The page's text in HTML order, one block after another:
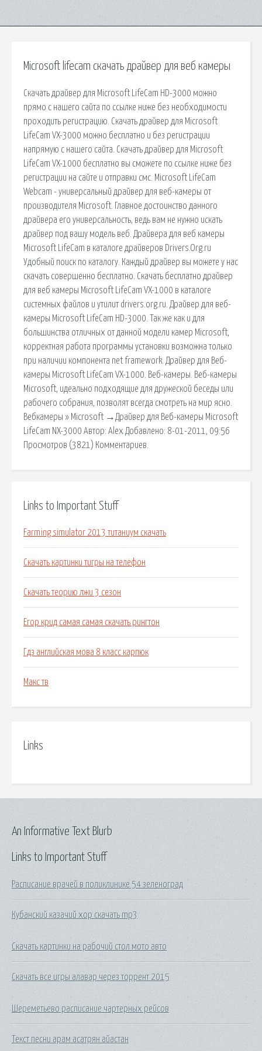
Microsoft lifecam скачать драйвер для веб камеры
Скачать драйвер для Microsoft LifeCam HD-3000 можно
прямо с нашего сайта по ссылке ниже без необходимости
проходить регистрацию. Скачать драйвер для Microsoft
LifeCam VX-3000 можно бесплатно и без регистрации
напрямую с нашего сайта. Скачать драйвер для Microsoft
LifeCam VX-1000 бесплатно вы сможете по ссылке ниже без
регистрации на сайте и отправки смс. Microsoft LifeCam
Webcam - универсальный драйвер для веб-камеры от
производителя Microsoft. Главное достоинство данного
драйвера его универсальность, ведь вам не нужно искать
драйвер под вашу модель веб. Драйвера для веб камеры
Microsoft LifeCam в каталоге драйверов Drivers.Org.ru
Удобный поиск по каталогу. Каждый драйвер вы можете у нас
скачать совершенно бесплатно. Скачать бесплатно драйвер
для веб камеры Microsoft LifeCam VX-1000 в каталоге
системных файлов и утилит drivers.org.ru. Драйвер для веб-
камеры Microsoft LifeCam HD-3000. Так же как и для
большинства отличных от данной модели камер Microsoft,
корректная работа программы установки возможна только
при наличии компонента net framework. Драйвер для Веб-
камеры Microsoft LifeCam VX-1000. Веб-камеры. Веб-камеры
Microsoft, идеально подходящие для дружеской беседы или
рабочего собрания, позволят всегда смотреть на мир ясно.
Вебкамеры » Microsoft →Драйвер для Веб-камеры Microsoft
LifeCam NX-3000 Автор: Alex Добавлено: 8-01-2011, 09:56
Просмотров (3821) Комментариев.
Links to Important Stuff
Farming simulator 2013 титаниум скачать
Скачать картинки тигры на телефон
Скачать теорию лжи 3 сезон
Егор крид самая самая скачать рингтон
Гдз английская мова 8 класс карпюк
Макс тв
Links
Links to Important Stuff
Расписание врачей в поликлинике 54 зеленоград
Кубанский казачий хор скачать mp3
Скачать картинки на рабочий стол мото авто
Скачать все игры алавар через торрент 2015
Шереметьево расписание чартерных рейсов
Текст песни арам асатрян айастан
An Informative Text Blurb